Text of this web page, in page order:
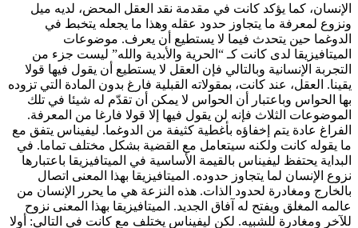
الإنسان، كما يؤكد كانت في مقدمة نقد العقل المحض، لديه ميل
ونزوع لمعرفة ما يتجاوز حدود عقله وهذا ما يجعله يتخبط في
الدوغما حين يتحدث فيما لا يستطيع أن يعرف. موضوعات
الميتافيزيقا لدى كانت كـ “الحرية والأبدية والله” ليست جزء من
التجربة الإنسانية وبالتالي فإن العقل لا يستطيع أن يقول فيها قولا
يقينا. العقل، عند كانت، بمقولاته القبلية فارغ بدون المادة التي تزوده
بها الحواس وباعتبار أن الحواس لا يمكن أن تقدّم له شيئا في تلك
الموضوعات الثلاث فإنه لن يقول فيها إلا قولا فارغا من المعرفة.
الفراغ عادة يتم إخفاؤه بأغطية كثيفة من الدوغما. ليفيناس يتفق مع
ما يقوله كانت ولكنه سيتعامل مع القضية بشكل مختلف تماما. في
البداية يحتفظ ليفيناس بالقيمة الأساسية في الميتافيزيقا باعتبارها
نزوع الإنسان لما يتجاوز حدوده. الميتافيزيقا بهذا المعنى اتصال
بالخارج ومغادرة لحدود الذات. هذه النزعة هي ما يحرر الإنسان من
عالمه المغلق ويفتح له آفاق الجديد. الميتافيزيقا بهذا المعنى نزوح
للآخر ومغادرة للشبيه. لكن ليفيناس يختلف مع كانت في التالي: أولا